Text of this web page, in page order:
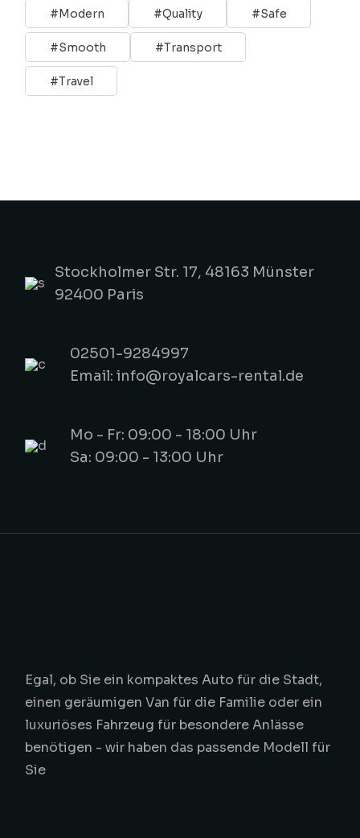
Modern Quality Safe
Smooth Transport
Travel
Stockholmer Str. 17, 48163 Münster
92400 Paris
02501-9284997
Email: info@royalcars-rental.de
Mo - Fr: 09:00 - 18:00 Uhr
Sa: 09:00 - 13:00 Uhr
Egal, ob Sie ein kompaktes Auto für die Stadt,
einen geräumigen Van für die Familie oder ein
luxuriöses Fahrzeug für besondere Anlässe
benötigen - wir haben das passende Modell für
Sie